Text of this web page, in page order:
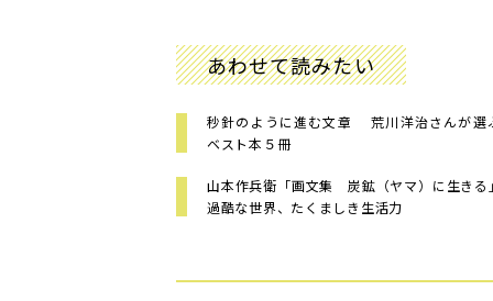
あわせて読みたい
秒針のように進む文章 荒川洋治さんが選
ベスト本５冊
山本作兵衛「画文集 炭鉱（ヤマ）に生き
過酷な世界、たくましき生活力